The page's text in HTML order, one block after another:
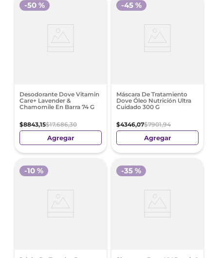
Desodorante Dove Vitamin
Care+ Lavender &
Chamomile En Barra 74 G
$8843,15$17.686,30
-50 %
Agregar
Máscara De Tratamiento
Dove Óleo Nutrición Ultra
Cuidado 300 G
$4346,07$7901,94
-45 %
Agregar
-10 % -35 %